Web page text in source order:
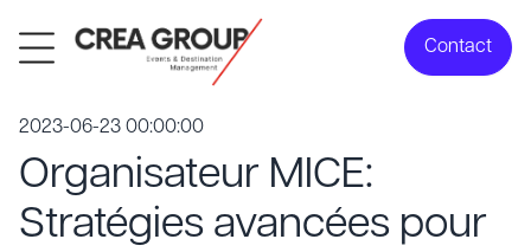
Contact
2023-06-23 00:00:00
Organisateur MICE:
Stratégies avancées pour